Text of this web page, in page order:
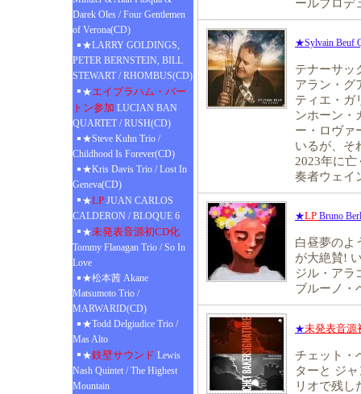
Darek Oles / Four Gentlemen
of Verona(CD)
★LARRY GOLDINGS,
PETER BERNSTEIN, BILL
STEWART / RHOMBUS(CD)
★エイブラハム・バー
トン参加 LUCIAN BAN
QUARTET / RUSH(CD)
★Steve Kuhn Trio /
Childhood Is Forever(CD)
★Kris Davis Trio / Lost In
Geneva(CD)
★LP JUAN CARLOS
CALDERON / BLOQUE 6
★未発表音源初CD化
Tommy Flanagan Trio / So In
Love
★松本茜 Akane
Matsumoto Trio /
MARWARID(CD)
★Todd Delgiudice Trio /
Mas Alto
★鉄壁サウンド Lewis
Nash Quintet / The Highest
Mountain
ールプロデ
★Sylvain Beuf
テナーサッ
アラン・グ
ティエ・ガ
ンホーン・
ー・ロヴァ
いるが、そ
2023年に
奏者ウェイ
★LP Bruno
白昼夢のよ
が大絶賛!
ジル・アラ
ブルーノ・
★未発表音源
チェット・
ターと ジ
リオで残し